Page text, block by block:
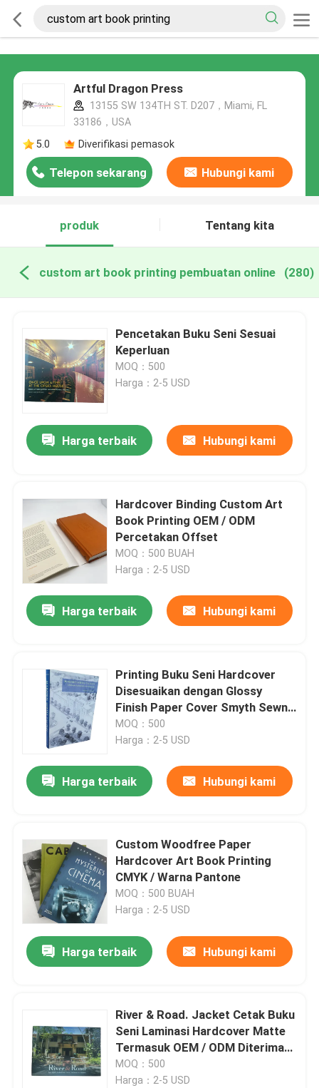
Artful Dragon Press
13155 SW 134TH ST. D207，Miami, FL
33186，USA
5.0
Diverifikasi pemasok
Telepon sekarang Hubungi kami
produk Tentang kita
custom art book printing pembuatan online (280)
Pencetakan Buku Seni Sesuai
Keperluan
MOQ：500
Harga：2-5 USD
Harga terbaik Hubungi kami
Hardcover Binding Custom Art
Book Printing OEM / ODM
Percetakan Offset
MOQ：500 BUAH
Harga：2-5 USD
Harga terbaik Hubungi kami
Printing Buku Seni Hardcover
Disesuaikan dengan Glossy
Finish Paper Cover Smyth Sewn
Binding
MOQ：500
Harga：2-5 USD
Harga terbaik Hubungi kami
Custom Woodfree Paper
Hardcover Art Book Printing
CMYK / Warna Pantone
MOQ：500 BUAH
Harga：2-5 USD
Harga terbaik Hubungi kami
River & Road. Jacket Cetak Buku
Seni Laminasi Hardcover Matte
Termasuk OEM / ODM Diterima
Dibuat oleh Profesional
MOQ：500
Harga：2-5 USD